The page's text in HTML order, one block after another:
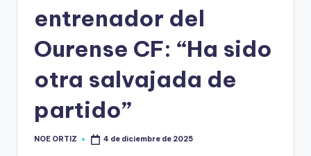
entrenador del
Ourense CF: “Ha sido
otra salvajada de
partido”
NOE ORTIZ 4 de diciembre de 2025